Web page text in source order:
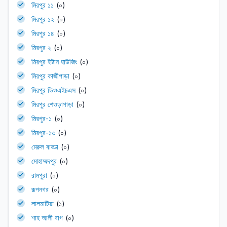
মিরপুর ১১ (০)
মিরপুর ১২ (০)
মিরপুর ১৪ (০)
মিরপুর ২ (০)
মিরপুর ইষ্টান হাউজিং (০)
মিরপুর কাজীপাড়া (০)
মিরপুর ডিওএইচএস (০)
মিরপুর শেওড়াপাড়া (০)
মিরপুর-১ (০)
মিরপুর-১৩ (০)
মেরুল বাড্ডা (০)
মোহাম্মদপুর (০)
রামপুরা (০)
রূপনগর (০)
লালমাটিয়া (১)
শাহ আলী বাগ (০)